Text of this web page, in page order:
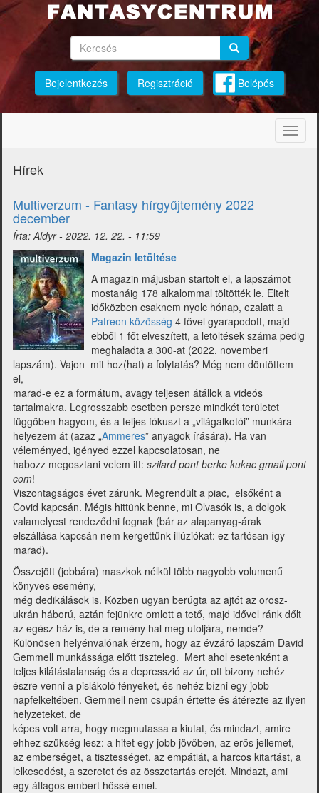
Ugrás
tartalomra
Keresés Keresés
Bejelentkezés Regisztráció Belépés
Hírek
Multiverzum - Fantasy hírgyűjtemény 2022
december
Írta:Aldyr- 2022. 12. 22. - 11:59
Magazin letöltése
A magazin májusban startolt el, a lapszámot
mostanáig 178 alkalommal töltötték le. Eltelt
időközben csaknem nyolc hónap, ezalatt a
Patreon közösség 4 fővel gyarapodott, majd
ebből 1 főt elveszített, a letöltések száma pedig
meghaladta a 300-at (2022. novemberi
lapszám). Vajon mit hoz(hat) a folytatás? Még nem döntöttem
el,
marad-e ez a formátum, avagy teljesen átállok a videós
tartalmakra. Legrosszabb esetben persze mindkét területet
függőben hagyom, és a teljes fókuszt a „világalkotói” munkára
helyezem át (azaz „Ammeres” anyagok írására). Ha van
véleményed, igényed ezzel kapcsolatosan, ne
habozz megosztani velem itt: szilard pont berke kukac gmail pont
com!
Viszontagságos évet zárunk. Megrendült a piac, elsőként a
Covid kapcsán. Mégis hittünk benne, mi Olvasók is, a dolgok
valamelyest rendeződni fognak (bár az alapanyag-árak
elszállása kapcsán nem kergettünk illúziókat: ez tartósan így
marad).
Összejött (jobbára) maszkok nélkül több nagyobb volumenű
könyves esemény,
még dedikálások is. Közben ugyan berúgta az ajtót az orosz-
ukrán háború, aztán fejünkre omlott a tető, majd idővel ránk dőlt
az egész ház is, de a remény hal meg utoljára, nemde?
Különösen helyénvalónak érzem, hogy az évzáró lapszám David
Gemmell munkássága előtt tiszteleg. Mert ahol esetenként a
teljes kilátástalanság és a depresszió az úr, ott bizony nehéz
észre venni a pislákoló fényeket, és nehéz bízni egy jobb
napfelkeltében. Gemmell nem csupán értette és átérezte az ilyen
helyzeteket, de
képes volt arra, hogy megmutassa a kiutat, és mindazt, amire
ehhez szükség lesz: a hitet egy jobb jövőben, az erős jellemet,
az emberséget, a tisztességet, az empátiát, a harcos kitartást, a
lelkesedést, a szeretet és az összetartás erejét. Mindazt, ami
egy átlagos embert hőssé emel.